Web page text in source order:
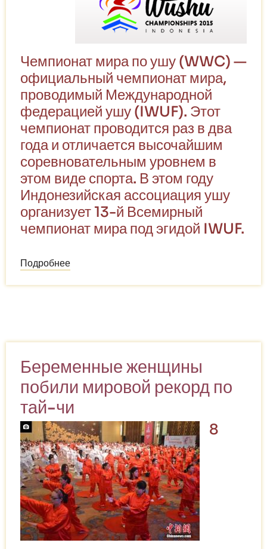
Чемпионат мира по ушу (WWC) —
официальный чемпионат мира,
проводимый Международной
федерацией ушу (IWUF). Этот
чемпионат проводится раз в два
года и отличается высочайшим
соревновательным уровнем в
этом виде спорта. В этом году
Индонезийская ассоциация ушу
организует 13-й Всемирный
чемпионат мира под эгидой IWUF.
Подробнее
(WWC)
Беременные женщины
побили мировой рекорд по
тай-чи
8